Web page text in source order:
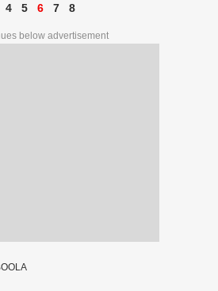
4 5 6 7 8
below advertisement